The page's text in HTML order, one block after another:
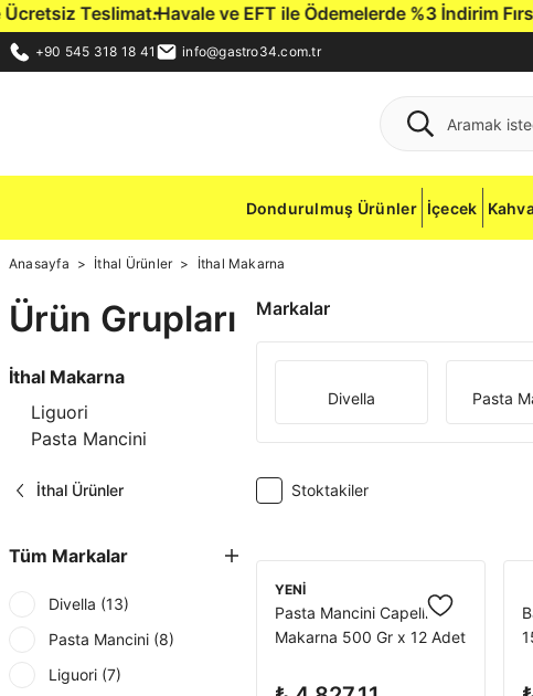
Teslimat.Havale ve EFT ile Ödemelerde %3 İndirim Fırsatı.
+90 545 318 18 41 info@gastro34.com.tr
Dondurulmuş Ürünler İçecek
Anasayfa İthal Ürünler İthal Makarna
Ürün Grupları
İthal Makarna
Liguori
Pasta Mancini
İthal Ürünler
Tüm Markalar
Divella (13)
Pasta Mancini (8)
Liguori (7)
Markalar
Divella Pasta
Stoktakiler
YENİ
Pasta Mancini Capellini
Makarna 500 Gr x 12 Adet